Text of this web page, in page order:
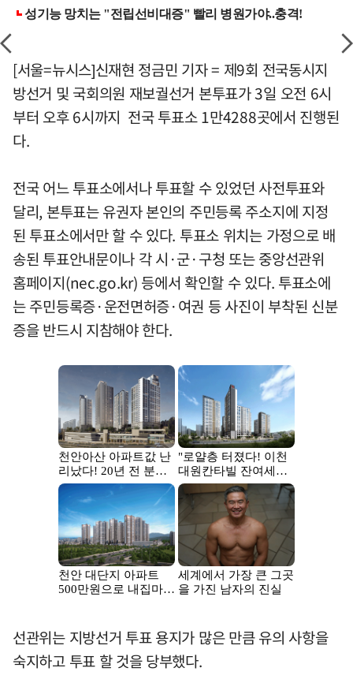
[서울=뉴시스]신재현 정금민 기자 = 제9회 전국동시지
방선거 및 국회의원 재보궐선거 본투표가 3일 오전 6시
부터 오후 6시까지 전국 투표소 1만4288곳에서 진행된
다.
전국 어느 투표소에서나 투표할 수 있었던 사전투표와
달리, 본투표는 유권자 본인의 주민등록 주소지에 지정
된 투표소에서만 할 수 있다. 투표소 위치는 가정으로 배
송된 투표안내문이나 각 시·군·구청 또는 중앙선관위
홈페이지(nec.go.kr) 등에서 확인할 수 있다. 투표소에
는 주민등록증·운전면허증·여권 등 사진이 부착된 신분
증을 반드시 지참해야 한다.
선관위는 지방선거 투표 용지가 많은 만큼 유의 사항을
숙지하고 투표 할 것을 당부했다.